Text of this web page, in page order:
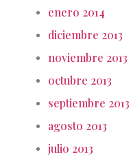
enero 2014
diciembre 2013
noviembre 2013
octubre 2013
septiembre 2013
agosto 2013
julio 2013